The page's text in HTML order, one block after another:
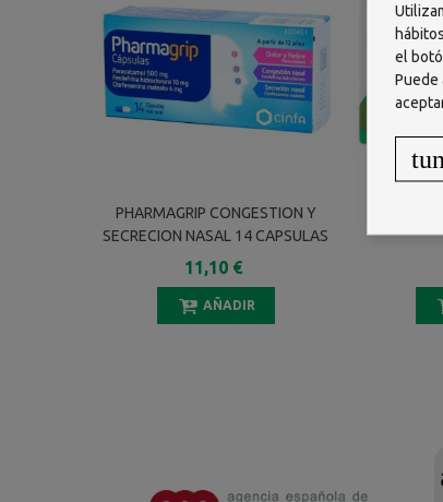
PHARMAGRIP CONGESTION Y
SECRECION NASAL 14 CAPSULAS
11,10 €
AÑADIR
el
Puede